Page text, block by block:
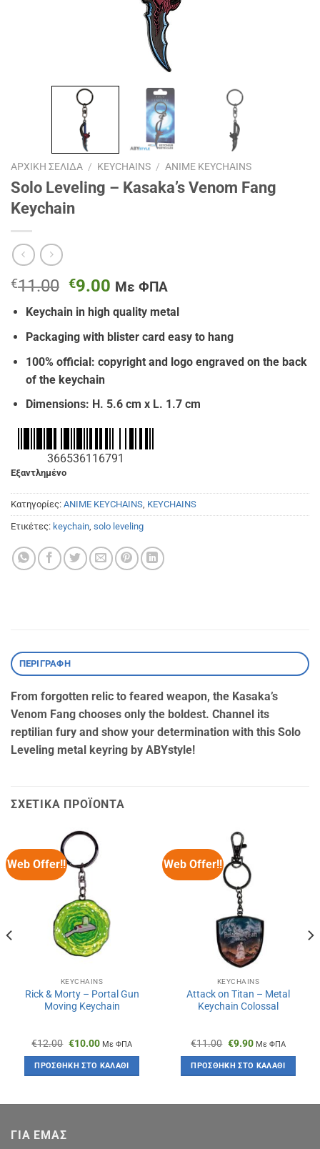
ΑΡΧΙΚΉ ΣΕΛΊΔΑ / KEYCHAINS / ANIME KEYCHAINS
Solo Leveling – Kasaka’s Venom Fang
Keychain
€11.00 Original
price
was:
€11.00.
€9.00 Η
τρέχουσα
τιμή
είναι:
€9.00.
Με ΦΠΑ
Keychain in high quality metal
Packaging with blister card easy to hang
100% official: copyright and logo engraved on the back
of the keychain
Dimensions: H. 5.6 cm x L. 1.7 cm
366536116791
Εξαντλημένο
Κατηγορίες: ANIME KEYCHAINS, KEYCHAINS
Ετικέτες: keychain, solo leveling
ΠΕΡΙΓΡΑΦΉ
From forgotten relic to feared weapon, the Kasaka’s
Venom Fang chooses only the boldest. Channel its
reptilian fury and show your determination with this Solo
Leveling metal keyring by ABYstyle!
ΣΧΕΤΙΚΆ ΠΡΟΪΌΝΤΑ
Web Offer!!
KEYCHAINS
Rick & Morty – Portal Gun
Moving Keychain
€12.00 Original
was:
€12.00.
€10.00Η
τιμή
είναι:
€10.00.
Με ΦΠΑ
ΠΡΟΣΘΉΚΗ ΣΤΟ ΚΑΛΆΘΙ
Web Offer!!
KEYCHAINS
Attack οn Titan – Metal
Keychain Colossal
€11.00 Original
was:
€11.00.
€9.90Η
τιμή
είναι:
€9.90.
Με ΦΠΑ
ΠΡΟΣΘΉΚΗ ΣΤΟ ΚΑΛΆΘΙ
ΓΙΑ ΕΜΑΣ